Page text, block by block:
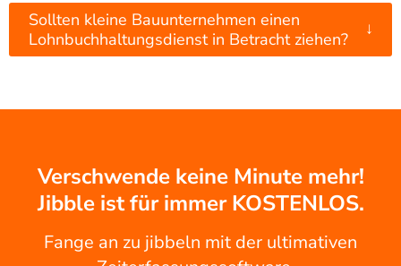
Sollten kleine Bauunternehmen einen
Lohnbuchhaltungsdienst in Betracht ziehen?
↓
Verschwende keine Minute mehr!
Jibble ist für immer KOSTENLOS.
Fange an zu jibbeln mit der ultimativen